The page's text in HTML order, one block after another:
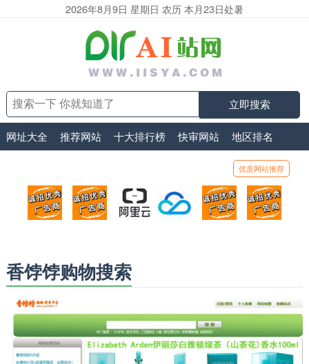
2026年8月9日 星期日 农历 本月23日处暑
立即搜索
网址大全 推荐网站 十大排行榜 快审网站 地区排名
优质网站推荐
顶部广告位1
广告位招商_广告位待售
顶部广告位2
广告位招商_广告位待售
阿里云
打折活动、99元/年
腾讯云
优惠打折，99元/年
顶部广告位5
广告位招商_
香饽饽购物搜索